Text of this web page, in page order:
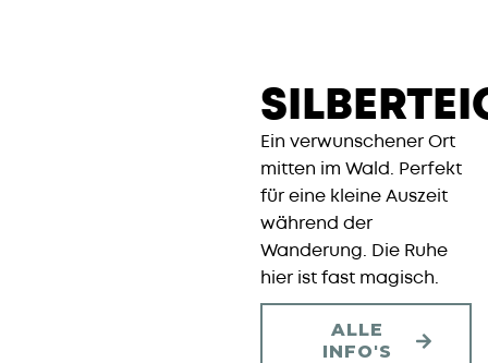
Ein verwunschener Ort
mitten im Wald. Perfekt
für eine kleine Auszeit
während der
Wanderung. Die Ruhe
hier ist fast magisch.
ALLE
INFO'S